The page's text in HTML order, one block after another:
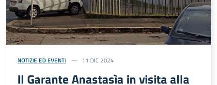
NOTIZIE ED EVENTI 11 DIC 2024
Il Garante Anastasìa in visita alla